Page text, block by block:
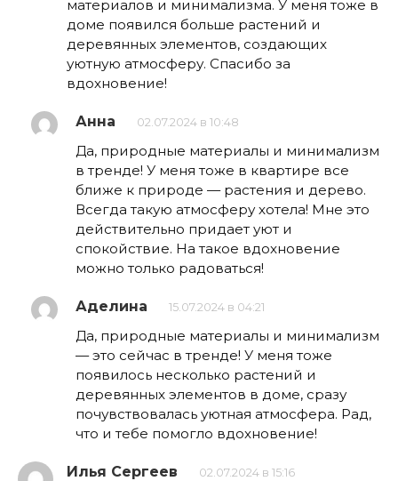
материалов и минимализма. У меня тоже в
доме появился больше растений и
деревянных элементов, создающих
уютную атмосферу. Спасибо за
вдохновение!
Анна 02.07.2024 в 10:48
Да, природные материалы и минимализм
в тренде! У меня тоже в квартире все
ближе к природе — растения и дерево.
Всегда такую атмосферу хотела! Мне это
действительно придает уют и
спокойствие. На такое вдохновение
можно только радоваться!
Аделина 15.07.2024 в 04:21
Да, природные материалы и минимализм
— это сейчас в тренде! У меня тоже
появилось несколько растений и
деревянных элементов в доме, сразу
почувствовалась уютная атмосфера. Рад,
что и тебе помогло вдохновение!
Илья Сергеев 02.07.2024 в 15:16